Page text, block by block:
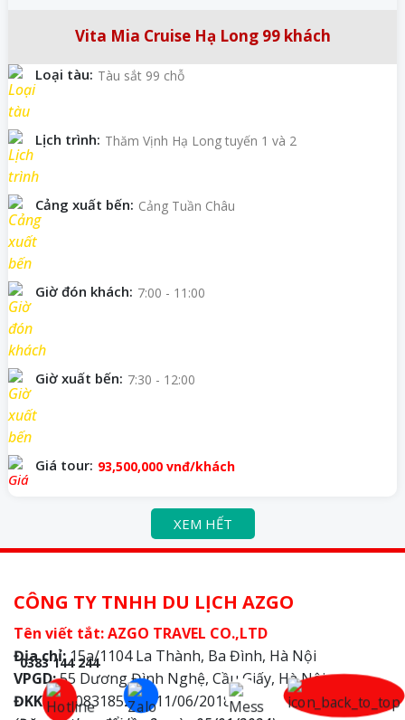
Vita Mia Cruise Hạ Long 99 khách
Loại tàu: Tàu sắt 99 chỗ
Lịch trình: Thăm Vịnh Hạ Long tuyến 1 và 2
Cảng xuất bến: Cảng Tuần Châu
Giờ đón khách: 7:00 - 11:00
Giờ xuất bến: 7:30 - 12:00
Giá tour: 93,500,000 vnđ/khách
XEM HẾT
CÔNG TY TNHH DU LỊCH AZGO
Tên viết tắt: AZGO TRAVEL CO.,LTD
Địa chỉ:15a/1104 La Thành, Ba Đình, Hà Nội
VPGD:55 Dương Đình Nghệ, Cầu Giấy, Hà Nội
ĐKKD: 0108318528 – 11/06/2018
0383 144 244